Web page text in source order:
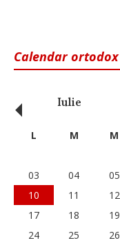
Calendar ortodox
Iulie
‹ L M M
03
04 05
10
11 12
17
18 19
24
25 26